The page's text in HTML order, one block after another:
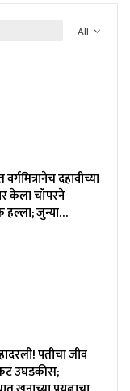
All
दहावीच्या
केला चॉपरने
हल्ला; जुन्या…
पतीचा जीव
उघडकीस;